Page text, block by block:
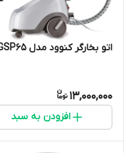
اتو بخارگر کنوود مدل GSP65
13,000,000
افزودن به سبد